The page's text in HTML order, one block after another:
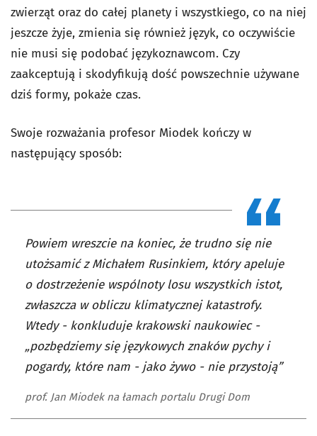
zwierząt oraz do całej planety i wszystkiego, co na niej
jeszcze żyje, zmienia się również język, co oczywiście
nie musi się podobać językoznawcom. Czy
zaakceptują i skodyfikują dość powszechnie używane
dziś formy, pokaże czas.
Swoje rozważania profesor Miodek kończy w
następujący sposób:
Powiem wreszcie na koniec, że trudno się nie
utożsamić z Michałem Rusinkiem, który apeluje
o dostrzeżenie wspólnoty losu wszystkich istot,
zwłaszcza w obliczu klimatycznej katastrofy.
Wtedy - konkluduje krakowski naukowiec -
„pozbędziemy się językowych znaków pychy i
pogardy, które nam - jako żywo - nie przystoją”
prof. Jan Miodek na łamach portalu Drugi Dom